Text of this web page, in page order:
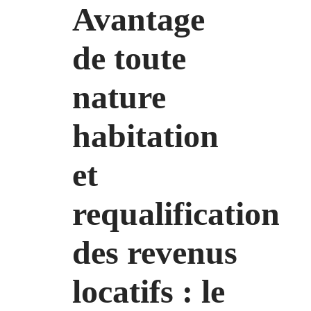
Avantage
de toute
nature
habitation
et
requalification
des revenus
locatifs : le